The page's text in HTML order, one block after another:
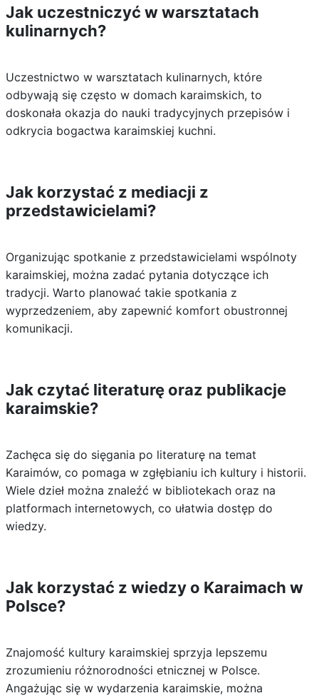
Jak uczestniczyć w warsztatach
kulinarnych?
Uczestnictwo w warsztatach kulinarnych, które
odbywają się często w domach karaimskich, to
doskonała okazja do nauki tradycyjnych przepisów i
odkrycia bogactwa karaimskiej kuchni.
Jak korzystać z mediacji z
przedstawicielami?
Organizując spotkanie z przedstawicielami wspólnoty
karaimskiej, można zadać pytania dotyczące ich
tradycji. Warto planować takie spotkania z
wyprzedzeniem, aby zapewnić komfort obustronnej
komunikacji.
Jak czytać literaturę oraz publikacje
karaimskie?
Zachęca się do sięgania po literaturę na temat
Karaimów, co pomaga w zgłębianiu ich kultury i historii.
Wiele dzieł można znaleźć w bibliotekach oraz na
platformach internetowych, co ułatwia dostęp do
wiedzy.
Jak korzystać z wiedzy o Karaimach w
Polsce?
Znajomość kultury karaimskiej sprzyja lepszemu
zrozumieniu różnorodności etnicznej w Polsce.
Angażując się w wydarzenia karaimskie, można